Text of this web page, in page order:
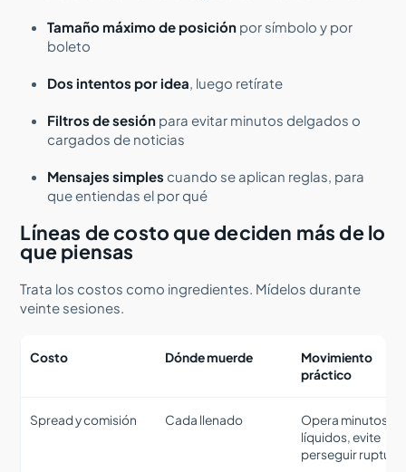
Tamaño máximo de posición por símbolo y por
boleto
Dos intentos por idea, luego retírate
Filtros de sesión para evitar minutos delgados o
cargados de noticias
Mensajes simples cuando se aplican reglas, para
que entiendas el por qué
Líneas de costo que deciden más de lo
que piensas
Trata los costos como ingredientes. Mídelos durante
veinte sesiones.
Costo Dónde muerde
Movimiento
práctico
Spread y comisión Cada llenado
Opera minutos
líquidos, evite
perseguir